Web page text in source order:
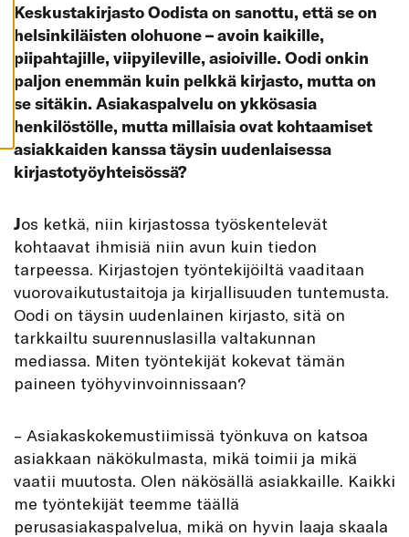
I
E
V
S
T
T
Keskustakirjasto Oodista on sanottu, että se on
helsinkiläisten olohuone – avoin kaikille,
piipahtajille, viipyileville, asioiville. Oodi onkin
paljon enemmän kuin pelkkä kirjasto, mutta on
se sitäkin. Asiakaspalvelu on ykkösasia
henkilöstölle, mutta millaisia ovat kohtaamiset
asiakkaiden kanssa täysin uudenlaisessa
kirjastotyöyhteisössä?
Jos ketkä, niin kirjastossa työskentelevät
kohtaavat ihmisiä niin avun kuin tiedon
tarpeessa. Kirjastojen työntekijöiltä vaaditaan
vuorovaikutustaitoja ja kirjallisuuden tuntemusta.
Oodi on täysin uudenlainen kirjasto, sitä on
tarkkailtu suurennuslasilla valtakunnan
mediassa. Miten työntekijät kokevat tämän
paineen työhyvinvoinnissaan?
– Asiakaskokemustiimissä työnkuva on katsoa
asiakkaan näkökulmasta, mikä toimii ja mikä
vaatii muutosta. Olen näkösällä asiakkaille. Kaikki
me työntekijät teemme täällä
perusasiakaspalvelua, mikä on hyvin laaja skaala